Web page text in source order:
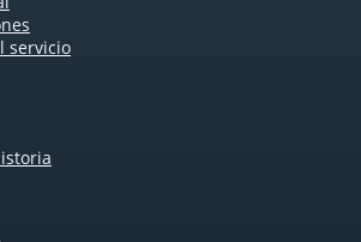
servicio